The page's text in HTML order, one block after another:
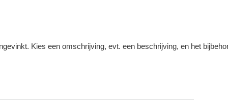
Kies een omschrijving, evt. een beschrijving, en het